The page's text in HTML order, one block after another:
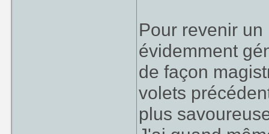
Pour revenir
évidemment
de façon
volets
plus